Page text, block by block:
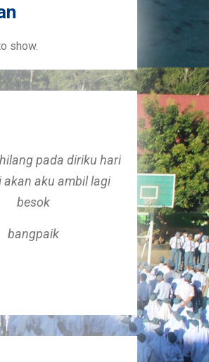
show.
pada diriku hari
akan aku ambil lagi
besok
bangpaik